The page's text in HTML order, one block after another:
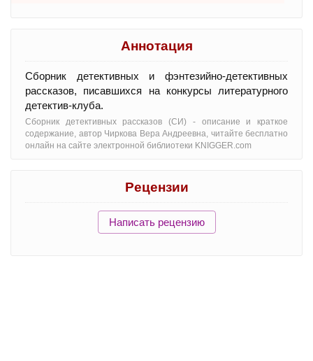
Аннотация
Сборник детективных и фэнтезийно-детективных
рассказов, писавшихся на конкурсы литературного
детектив-клуба.
Сборник детективных рассказов (СИ) - oписание и краткое
содержание, автор Чиркова Вера Андреевна, читайте бесплатно
онлайн на сайте электронной библиотеки KNIGGER.com
Рецензии
Написать рецензию